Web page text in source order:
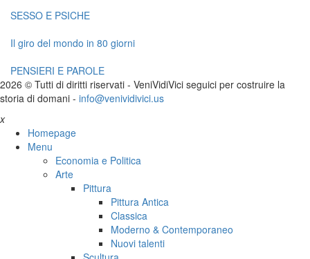
SESSO E PSICHE
Il giro del mondo in 80 giorni
PENSIERI E PAROLE
2026 © Tutti di diritti riservati - VeniVidiVici seguici per costruire la
storia di domani - info@venividivici.us
x
Homepage
Menu
Economia e Politica
Arte
Pittura
Pittura Antica
Classica
Moderno & Contemporaneo
Nuovi talenti